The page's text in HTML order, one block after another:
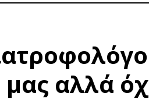
αλλά